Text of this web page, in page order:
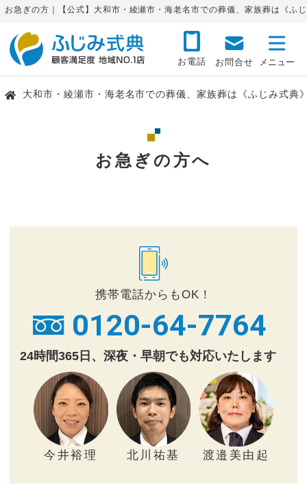
お急ぎの方｜【公式】大和市・綾瀬市・海老名市での葬儀、家族葬は《ふ
お電話 お問合せ
大和市・綾瀬市・海老名市での葬儀、家族葬は《ふじみ式典
お急ぎの方へ
携帯電話からもOK！
0120-64-7764
24時間365日、深夜・早朝でも対応いたします
今井裕理 北川祐基 渡邉美由起